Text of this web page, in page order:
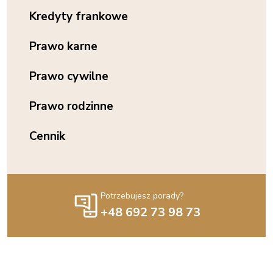
Kredyty frankowe
Prawo karne
Prawo cywilne
Prawo rodzinne
Cennik
Potrzebujesz porady?
+48 692 73 98 73